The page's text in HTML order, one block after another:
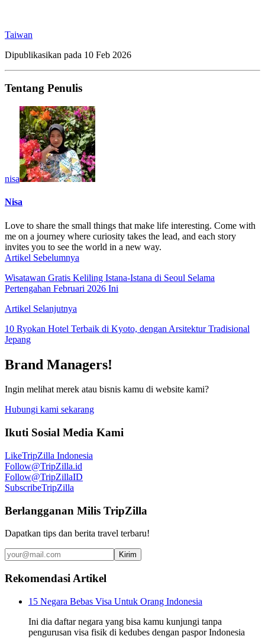
Taiwan
Dipublikasikan pada 10 Feb 2026
Tentang Penulis
nisa
Nisa
Love to share the small things that make life interesting. Come with
me on a journey where curiosity takes the lead, and each story
invites you to see the world in a new way.
Artikel Sebelumnya
Wisatawan Gratis Keliling Istana-Istana di Seoul Selama
Pertengahan Februari 2026 Ini
Artikel Selanjutnya
10 Ryokan Hotel Terbaik di Kyoto, dengan Arsitektur Tradisional
Jepang
Brand Managers!
Ingin melihat merek atau bisnis kamu di website kami?
Hubungi kami sekarang
Ikuti Sosial Media Kami
LikeTripZilla Indonesia
Follow@TripZilla.id
Follow@TripZillaID
SubscribeTripZilla
Berlangganan Milis TripZilla
Dapatkan tips dan berita travel terbaru!
Kirim
Rekomendasi Artikel
15 Negara Bebas Visa Untuk Orang Indonesia
Ini dia daftar negara yang bisa kamu kunjungi tanpa
pengurusan visa fisik di kedubes dengan paspor Indonesia